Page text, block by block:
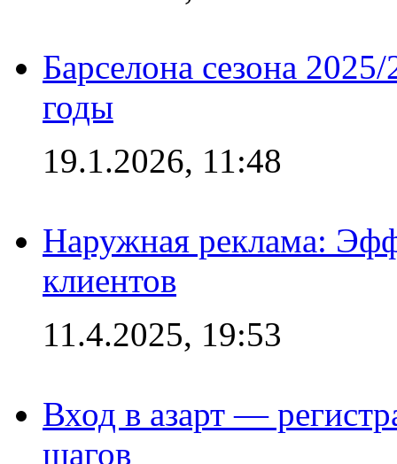
Барселона сезона
годы
19.1.2026, 11:48
Наружная реклама:
клиентов
11.4.2025, 19:53
Вход в азарт —
шагов